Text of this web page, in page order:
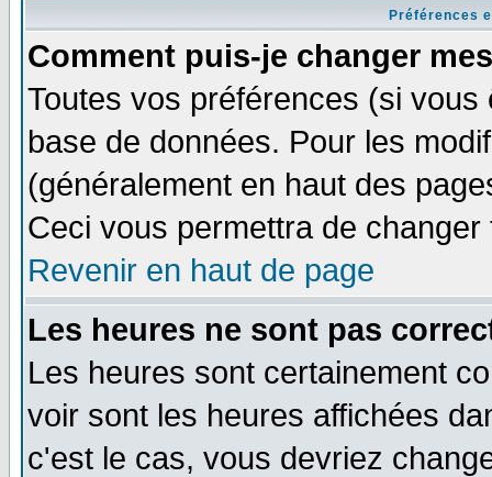
Préférences
Comment puis-je changer
Toutes vos préférences (si
base de données. Pour les
(généralement en haut des
Ceci vous permettra de
Revenir en haut de page
Les heures ne sont pas
Les heures sont certainement
voir sont les heures affichées
c'est le cas, vous devriez